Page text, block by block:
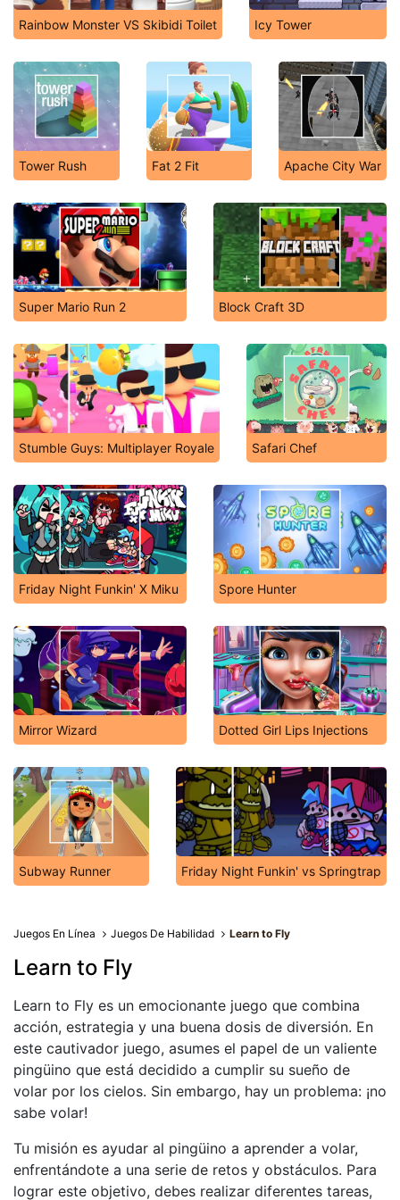
Rainbow Monster VS Skibidi Toilet Icy Tower
Tower Rush Fat 2 Fit Apache City War
Super Mario Run 2 Block Craft 3D
Stumble Guys: Multiplayer Royale Safari Chef
Friday Night Funkin' X Miku Spore Hunter
Mirror Wizard Dotted Girl Lips Injections
Subway Runner Friday Night Funkin' vs Springtrap
Juegos En Línea Juegos De Habilidad Learn to Fly
Learn to Fly
Learn to Fly es un emocionante juego que combina
acción, estrategia y una buena dosis de diversión. En
este cautivador juego, asumes el papel de un valiente
pingüino que está decidido a cumplir su sueño de
volar por los cielos. Sin embargo, hay un problema: ¡no
sabe volar!
Tu misión es ayudar al pingüino a aprender a volar,
enfrentándote a una serie de retos y obstáculos. Para
lograr este objetivo, debes realizar diferentes tareas,